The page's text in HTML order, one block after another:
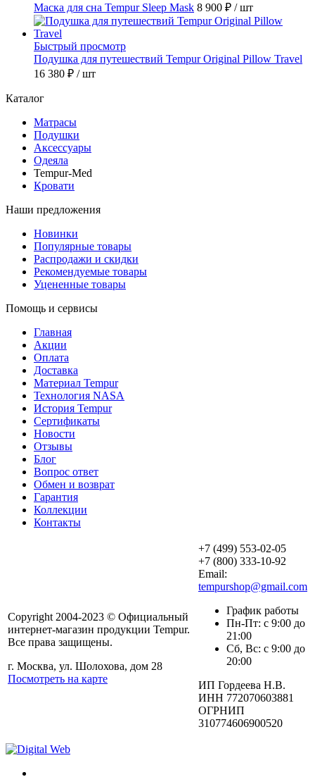
Маска для сна Tempur Sleep Mask 8 900 ₽ / шт
Быстрый просмотр
Подушка для путешествий Tempur Original Pillow Travel
16 380 ₽ / шт
Каталог
Матрасы
Подушки
Аксессуары
Одеяла
Tempur-Med
Кровати
Наши предложения
Новинки
Популярные товары
Распродажи и скидки
Рекомендуемые товары
Уцененные товары
Помощь и сервисы
Главная
Акции
Оплата
Доставка
Материал Tempur
Технология NASA
История Tempur
Сертификаты
Новости
Отзывы
Блог
Вопрос ответ
Обмен и возврат
Гарантия
Коллекции
Контакты
Copyright 2004-2023 © Официальный
интернет-магазин продукции Tempur.
Все права защищены.
г. Москва, ул. Шолохова, дом 28
Посмотреть на карте
+7 (499) 553-02-05
+7 (800) 333-10-92
Email:
tempurshop@gmail.com
График работы
Пн-Пт: с 9:00 до
21:00
Сб, Вс: с 9:00 до
20:00
ИП Гордеева Н.В.
ИНН 772070603881
ОГРНИП
310774606900520